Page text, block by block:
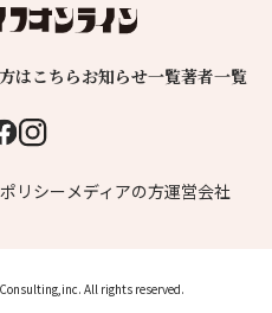
はこちらお知らせ一覧著者一覧
リシーメディアの方運営会社
All rights reserved.